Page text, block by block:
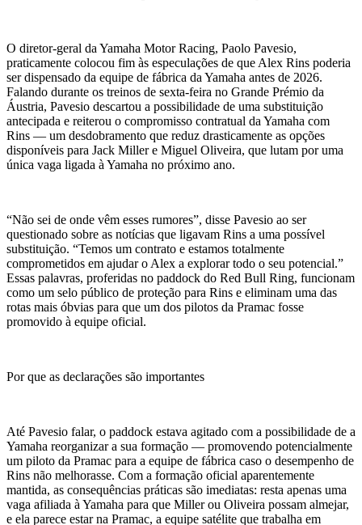
O diretor-geral da Yamaha Motor Racing, Paolo Pavesio,
praticamente colocou fim às especulações de que Alex Rins poderia
ser dispensado da equipe de fábrica da Yamaha antes de 2026.
Falando durante os treinos de sexta-feira no Grande Prémio da
Áustria, Pavesio descartou a possibilidade de uma substituição
antecipada e reiterou o compromisso contratual da Yamaha com
Rins — um desdobramento que reduz drasticamente as opções
disponíveis para Jack Miller e Miguel Oliveira, que lutam por uma
única vaga ligada à Yamaha no próximo ano.
“Não sei de onde vêm esses rumores”, disse Pavesio ao ser
questionado sobre as notícias que ligavam Rins a uma possível
substituição. “Temos um contrato e estamos totalmente
comprometidos em ajudar o Alex a explorar todo o seu potencial.”
Essas palavras, proferidas no paddock do Red Bull Ring, funcionam
como um selo público de proteção para Rins e eliminam uma das
rotas mais óbvias para que um dos pilotos da Pramac fosse
promovido à equipe oficial.
Por que as declarações são importantes
Até Pavesio falar, o paddock estava agitado com a possibilidade de a
Yamaha reorganizar a sua formação — promovendo potencialmente
um piloto da Pramac para a equipe de fábrica caso o desempenho de
Rins não melhorasse. Com a formação oficial aparentemente
mantida, as consequências práticas são imediatas: resta apenas uma
vaga afiliada à Yamaha para que Miller ou Oliveira possam almejar,
e ela parece estar na Pramac, a equipe satélite que trabalha em